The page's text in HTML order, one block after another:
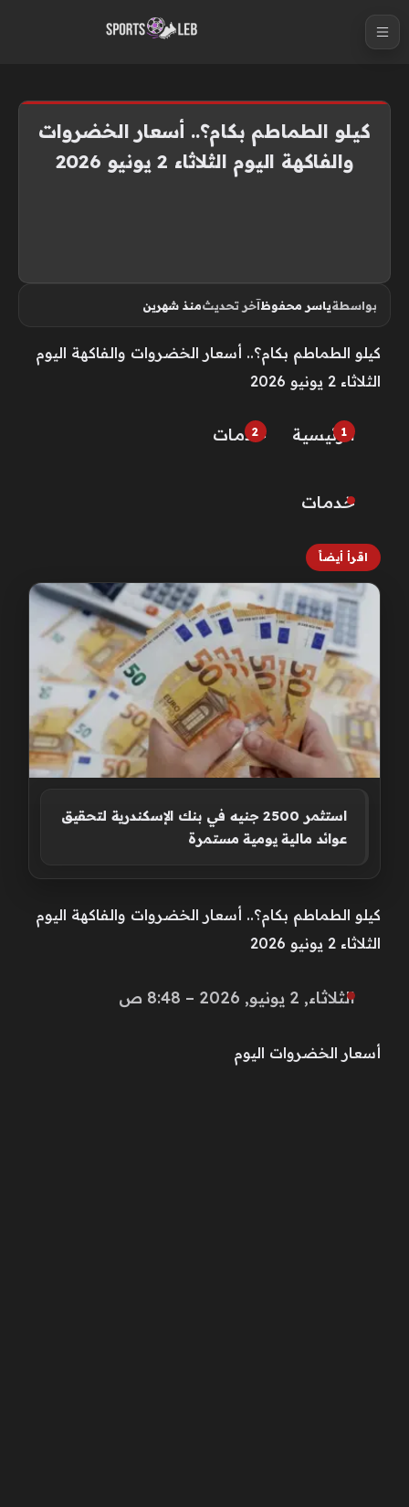
كيلو الطماطم بكام؟.. أسعار الخضروات
والفاكهة اليوم الثلاثاء 2 يونيو 2026
بواسطةياسر محفوظآخر تحديثمنذ شهرين
كيلو الطماطم بكام؟.. أسعار الخضروات والفاكهة اليوم
الثلاثاء 2 يونيو 2026
الرئيسية خـدمـات
خـدمـات
اقرأ أيضاً
استثمر 2500 جنيه في بنك الإسكندرية لتحقيق
عوائد مالية يومية مستمرة
كيلو الطماطم بكام؟.. أسعار الخضروات والفاكهة اليوم
الثلاثاء 2 يونيو 2026
الثلاثاء, 2 يونيو, 2026 – 8:48 ص
أسعار الخضروات اليوم